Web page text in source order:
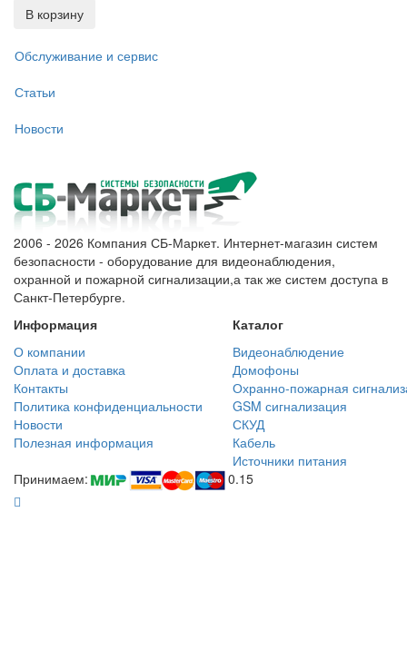
В корзину
Обслуживание и сервис
Статьи
Новости
2006 - 2026 Компания СБ-Маркет. Интернет-магазин систем
безопасности - оборудование для видеонаблюдения,
охранной и пожарной сигнализации,а так же систем доступа в
Санкт-Петербурге.
Информация
Каталог
О компании
Видеонаблюдение
Оплата и доставка
Домофоны
Контакты
Охранно-пожарная
Политика конфиденциальности
GSM сигнализация
Новости
СКУД
Полезная информация
Кабель
Источники питания
Принимаем:
0.15